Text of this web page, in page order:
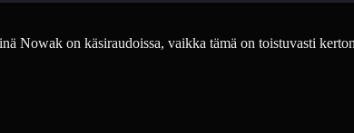
Nowak on käsiraudoissa, vaikka tämä on toistuvasti